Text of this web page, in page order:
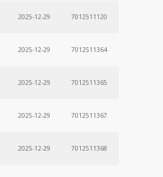
2025-12-29 7012511120
2025-12-29 7012511364
2025-12-29 7012511365
2025-12-29 7012511367
2025-12-29 7012511368